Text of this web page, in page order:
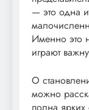
— это одна
Именно это
играют
О
можно
полна